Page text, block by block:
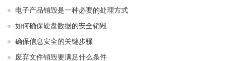
电子产品销毁是一种必要的处理方式
如何确保硬盘数据的安全销毁
确保信息安全的关键步骤
废弃文件销毁要满足什么条件